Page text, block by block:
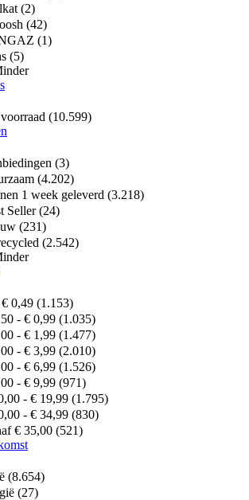
(2)
(42)
(1)
(5)
(10.599)
(3)
(4.202)
1 week geleverd (3.218)
Seller (24)
(231)
(2.542)
0,49 (1.153)
- € 0,99 (1.035)
- € 1,99 (1.477)
- € 3,99 (2.010)
- € 6,99 (1.526)
- € 9,99 (971)
- € 19,99 (1.795)
- € 34,99 (830)
€ 35,00 (521)
(8.654)
(27)